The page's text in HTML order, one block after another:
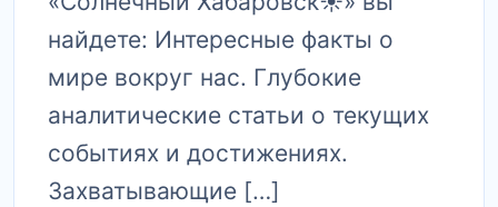
найдете: Интересные факты о
мире вокруг нас. Глубокие
аналитические статьи о текущих
событиях и достижениях.
Захватывающие […]